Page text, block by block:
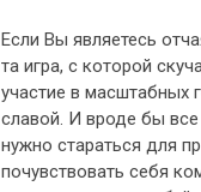
Если Вы являетесь
та игра, с которой
участие в масштабных
славой. И вроде бы
нужно стараться для
почувствовать себя